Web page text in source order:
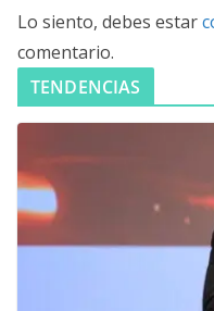
Lo siento, debes estar
comentario.
TENDENCIAS